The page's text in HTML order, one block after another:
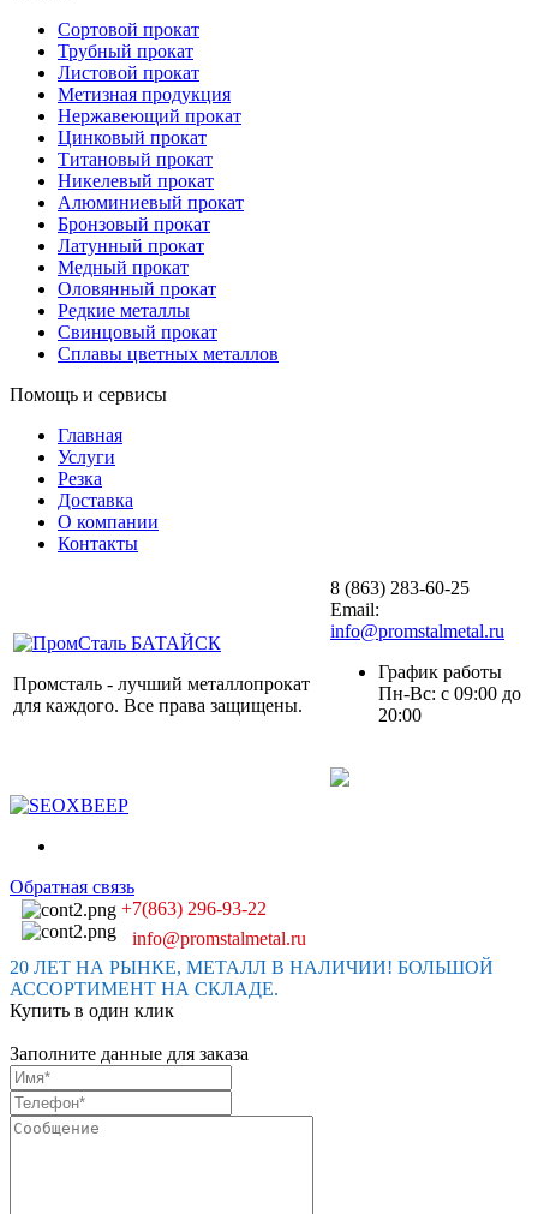
Сортовой прокат
Трубный прокат
Листовой прокат
Метизная продукция
Нержавеющий прокат
Цинковый прокат
Титановый прокат
Никелевый прокат
Алюминиевый прокат
Бронзовый прокат
Латунный прокат
Медный прокат
Оловянный прокат
Редкие металлы
Свинцовый прокат
Сплавы цветных металлов
Помощь и сервисы
Главная
Услуги
Резка
Доставка
О компании
Контакты
Промсталь - лучший металлопрокат
для каждого. Все права защищены.
8 (863) 283-60-25
Email:
info@promstalmetal.ru
График работы
Пн-Вс: с 09:00 до
20:00
Обратная связь
+7(863) 296-93-22
info@promstalmetal.ru
20 ЛЕТ НА РЫНКЕ, МЕТАЛЛ В НАЛИЧИИ! БОЛЬШОЙ
АССОРТИМЕНТ НА СКЛАДЕ.
Купить в один клик
Заполните данные для заказа